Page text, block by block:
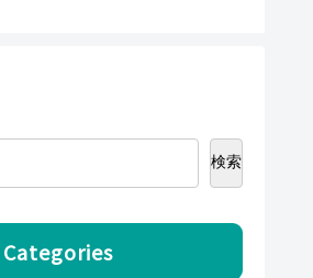
検索
Categories